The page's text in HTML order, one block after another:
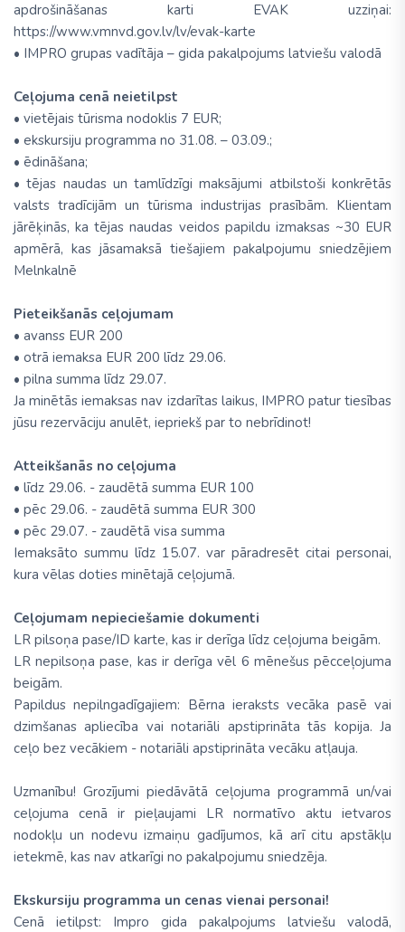
apdrošināšanas karti EVAK uzziņai:
https://www.vmnvd.gov.lv/lv/evak-karte
• IMPRO grupas vadītāja – gida pakalpojums latviešu valodā
Ceļojuma cenā neietilpst
• vietējais tūrisma nodoklis 7 EUR;
• ekskursiju programma no 31.08. – 03.09.;
• ēdināšana;
• tējas naudas un tamlīdzīgi maksājumi atbilstoši konkrētās
valsts tradīcijām un tūrisma industrijas prasībām. Klientam
jārēķinās, ka tējas naudas veidos papildu izmaksas ~30 EUR
apmērā, kas jāsamaksā tiešajiem pakalpojumu sniedzējiem
Melnkalnē
Pieteikšanās ceļojumam
• avanss EUR 200
• otrā iemaksa EUR 200 līdz 29.06.
• pilna summa līdz 29.07.
Ja minētās iemaksas nav izdarītas laikus, IMPRO patur tiesības
jūsu rezervāciju anulēt, iepriekš par to nebrīdinot!
Atteikšanās no ceļojuma
• līdz 29.06. - zaudētā summa EUR 100
• pēc 29.06. - zaudētā summa EUR 300
• pēc 29.07. - zaudētā visa summa
Iemaksāto summu līdz 15.07. var pāradresēt citai personai,
kura vēlas doties minētajā ceļojumā.
Ceļojumam nepieciešamie dokumenti
LR pilsoņa pase/ID karte, kas ir derīga līdz ceļojuma beigām.
LR nepilsoņa pase, kas ir derīga vēl 6 mēnešus pēcceļojuma
beigām.
Papildus nepilngadīgajiem: Bērna ieraksts vecāka pasē vai
dzimšanas apliecība vai notariāli apstiprināta tās kopija. Ja
ceļo bez vecākiem - notariāli apstiprināta vecāku atļauja.
Uzmanību! Grozījumi piedāvātā ceļojuma programmā un/vai
ceļojuma cenā ir pieļaujami LR normatīvo aktu ietvaros
nodokļu un nodevu izmaiņu gadījumos, kā arī citu apstākļu
ietekmē, kas nav atkarīgi no pakalpojumu sniedzēja.
Ekskursiju programma un cenas vienai personai!
Cenā ietilpst: Impro gida pakalpojums latviešu valodā,